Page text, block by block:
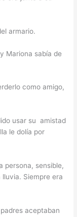
armario.
Mariona sabía de
como amigo,
usar su amistad
le dolía por
persona, sensible,
Siempre era
aceptaban